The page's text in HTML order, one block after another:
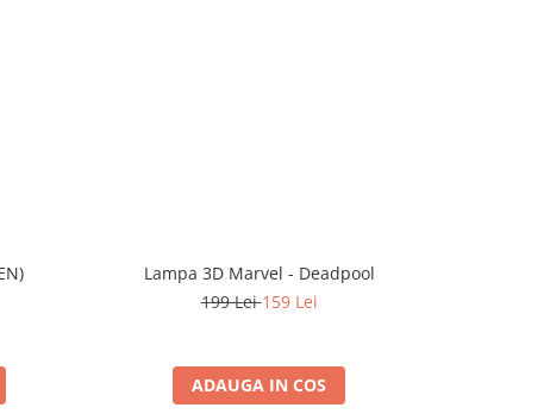
Lampa 3D Marvel - Deadpool
199 Lei159 Lei
ADAUGA IN COS